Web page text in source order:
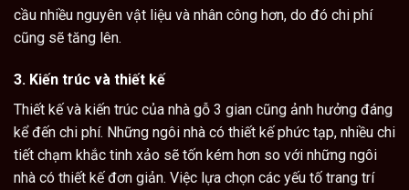
cầu nhiều nguyên vật liệu và nhân công hơn, do đó chi phí
cũng sẽ tăng lên.
3. Kiến trúc và thiết kế
Thiết kế và kiến trúc của nhà gỗ 3 gian cũng ảnh hưởng đáng
kể đến chi phí. Những ngôi nhà có thiết kế phức tạp, nhiều chi
tiết chạm khắc tinh xảo sẽ tốn kém hơn so với những ngôi
nhà có thiết kế đơn giản. Việc lựa chọn các yếu tố trang trí